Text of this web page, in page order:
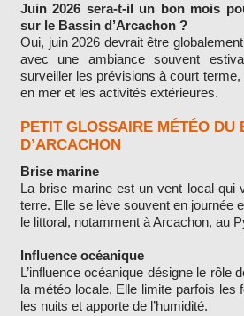
Juin 2026 sera-t-il un bon mois
sur le Bassin d’Arcachon ?
Oui, juin 2026 devrait être
avec une ambiance souvent
surveiller les prévisions à court
en mer et les activités extérieures.
PETIT GLOSSAIRE MÉTÉO DU
D’ARCACHON
Brise marine
La brise marine est un vent local qui
terre. Elle se lève souvent en journée
le littoral, notamment à Arcachon, au
Influence océanique
L’influence océanique désigne le rôle
la météo locale. Elle limite parfois les
les nuits et apporte de l’humidité.